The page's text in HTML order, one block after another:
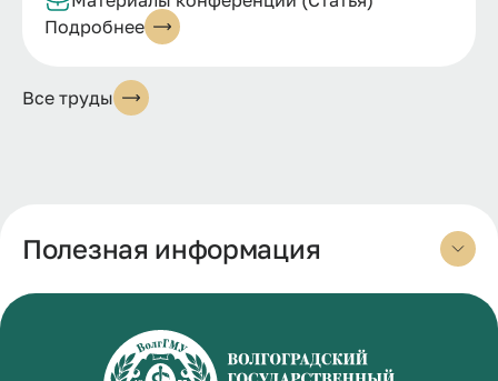
Подробнее
Все труды
Полезная информация